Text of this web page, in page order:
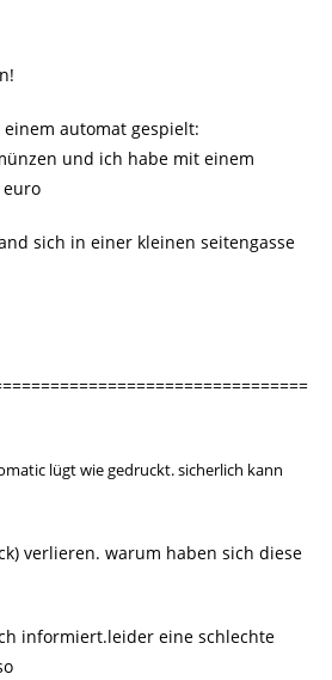
automat gespielt:
und ich habe mit einem
sich in einer kleinen seitengasse
lügt wie gedruckt. sicherlich kann
verlieren. warum haben sich diese
informiert.leider eine schlechte